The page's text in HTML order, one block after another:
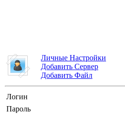
Личные Настройки
Добавить Сервер
Добавить Файл
Логин
Пароль